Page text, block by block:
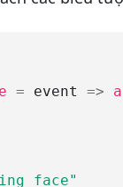
= event =>
face"